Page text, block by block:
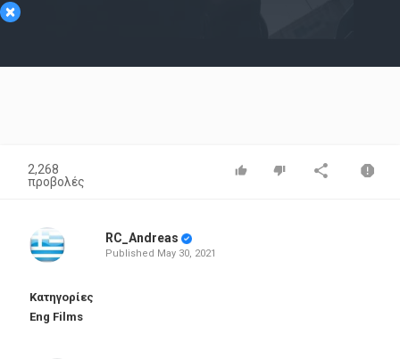
×
Video
2,268
προβολές
RC_Andreas
Published May 30, 2021
Κατηγορίες
Eng Films